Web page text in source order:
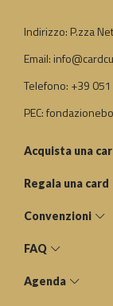
Indirizzo: P.zza
Email:
Telefono: +39
PEC:
Acquista una
Regala una card
Convenzioni
FAQ
Agenda